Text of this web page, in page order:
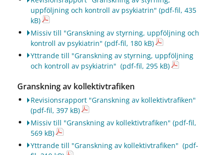
uppföljning och kontroll av psykiatrin" (pdf-fil, 435
kB)
Missiv till "Granskning av styrning, uppföljning och
kontroll av psykiatrin" (pdf-fil, 180 kB)
Yttrande till "Granskning av styrning, uppföljning
och kontroll av psykiatrin" (pdf-fil, 295 kB)
Granskning av kollektivtrafiken
Revisionsrapport "Granskning av kollektivtrafiken"
(pdf-fil, 397 kB)
Missiv till "Granskning av kollektivtrafiken" (pdf-fil,
569 kB)
Yttrande till "Granskning av kollektivtrafiken" (pdf-